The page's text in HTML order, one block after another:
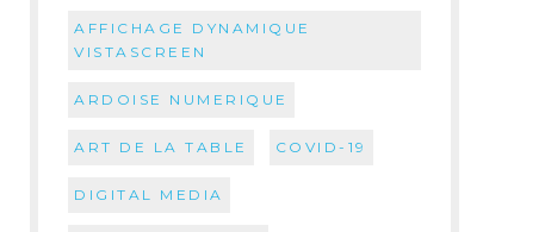
AFFICHAGE DYNAMIQUE
VISTASCREEN
ARDOISE NUMERIQUE
ART DE LA TABLE COVID-19
DIGITAL MEDIA